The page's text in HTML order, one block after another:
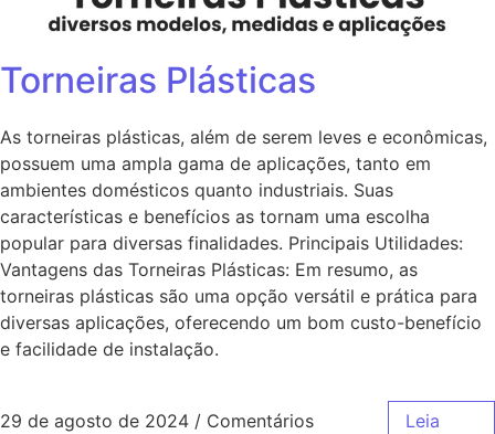
Torneiras Plásticas
As torneiras plásticas, além de serem leves e econômicas,
possuem uma ampla gama de aplicações, tanto em
ambientes domésticos quanto industriais. Suas
características e benefícios as tornam uma escolha
popular para diversas finalidades. Principais Utilidades:
Vantagens das Torneiras Plásticas: Em resumo, as
torneiras plásticas são uma opção versátil e prática para
diversas aplicações, oferecendo um bom custo-benefício
e facilidade de instalação.
29 de agosto de 2024 / Comentários
Leia